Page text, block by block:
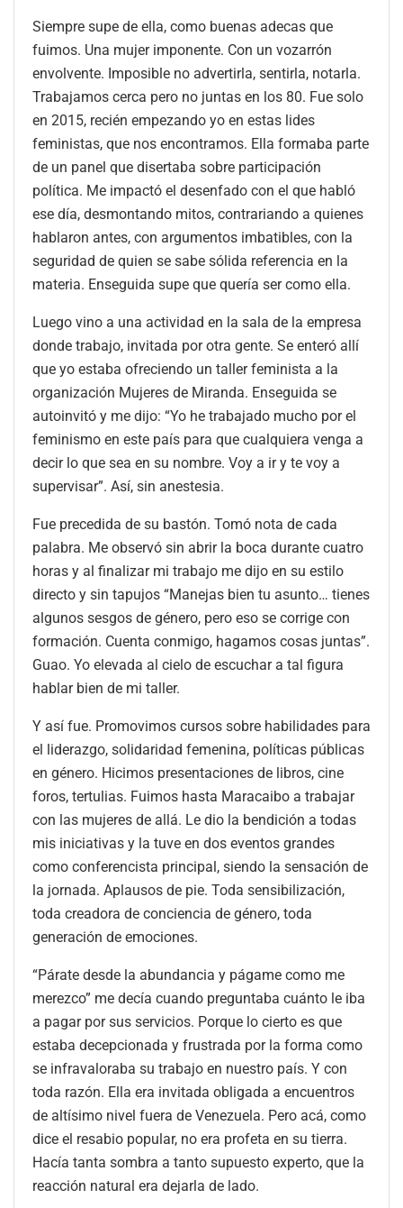
Siempre supe de ella, como buenas adecas que
fuimos. Una mujer imponente. Con un vozarrón
envolvente. Imposible no advertirla, sentirla, notarla.
Trabajamos cerca pero no juntas en los 80. Fue solo
en 2015, recién empezando yo en estas lides
feministas, que nos encontramos. Ella formaba parte
de un panel que disertaba sobre participación
política. Me impactó el desenfado con el que habló
ese día, desmontando mitos, contrariando a quienes
hablaron antes, con argumentos imbatibles, con la
seguridad de quien se sabe sólida referencia en la
materia. Enseguida supe que quería ser como ella.
Luego vino a una actividad en la sala de la empresa
donde trabajo, invitada por otra gente. Se enteró allí
que yo estaba ofreciendo un taller feminista a la
organización Mujeres de Miranda. Enseguida se
autoinvitó y me dijo: “Yo he trabajado mucho por el
feminismo en este país para que cualquiera venga a
decir lo que sea en su nombre. Voy a ir y te voy a
supervisar”. Así, sin anestesia.
Fue precedida de su bastón. Tomó nota de cada
palabra. Me observó sin abrir la boca durante cuatro
horas y al finalizar mi trabajo me dijo en su estilo
directo y sin tapujos “Manejas bien tu asunto… tienes
algunos sesgos de género, pero eso se corrige con
formación. Cuenta conmigo, hagamos cosas juntas”.
Guao. Yo elevada al cielo de escuchar a tal figura
hablar bien de mi taller.
Y así fue. Promovimos cursos sobre habilidades para
el liderazgo, solidaridad femenina, políticas públicas
en género. Hicimos presentaciones de libros, cine
foros, tertulias. Fuimos hasta Maracaibo a trabajar
con las mujeres de allá. Le dio la bendición a todas
mis iniciativas y la tuve en dos eventos grandes
como conferencista principal, siendo la sensación de
la jornada. Aplausos de pie. Toda sensibilización,
toda creadora de conciencia de género, toda
generación de emociones.
“Párate desde la abundancia y págame como me
merezco” me decía cuando preguntaba cuánto le iba
a pagar por sus servicios. Porque lo cierto es que
estaba decepcionada y frustrada por la forma como
se infravaloraba su trabajo en nuestro país. Y con
toda razón. Ella era invitada obligada a encuentros
de altísimo nivel fuera de Venezuela. Pero acá, como
dice el resabio popular, no era profeta en su tierra.
Hacía tanta sombra a tanto supuesto experto, que la
reacción natural era dejarla de lado.